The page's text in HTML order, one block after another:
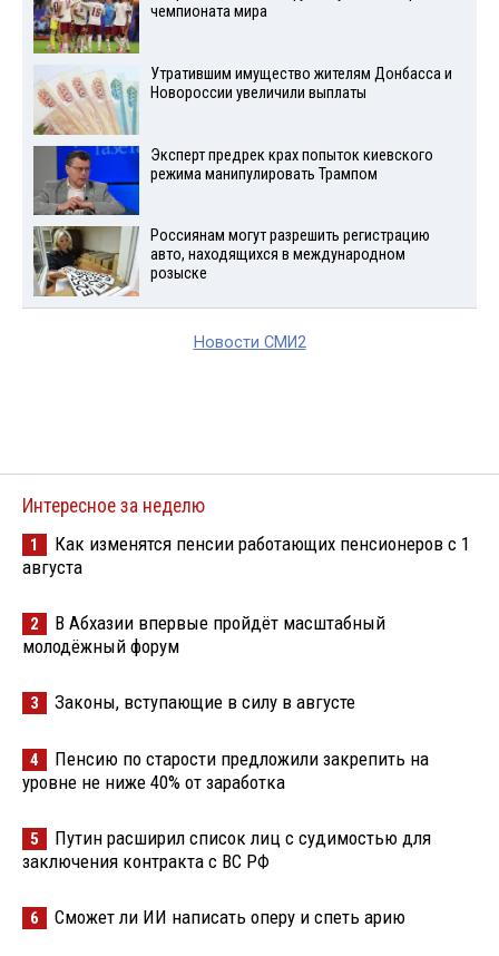
чемпионата мира
Утратившим имущество жителям Донбасса и
Новороссии увеличили выплаты
Эксперт предрек крах попыток киевского
режима манипулировать Трампом
Россиянам могут разрешить регистрацию
авто, находящихся в международном
розыске
Новости СМИ2
Интересное за неделю
1
Как изменятся пенсии работающих пенсионеров с 1
августа
2
В Абхазии впервые пройдёт масштабный
молодёжный форум
3 Законы, вступающие в силу в августе
4
Пенсию по старости предложили закрепить на
уровне не ниже 40% от заработка
5
Путин расширил список лиц с судимостью для
заключения контракта с ВС РФ
6 Сможет ли ИИ написать оперу и спеть арию